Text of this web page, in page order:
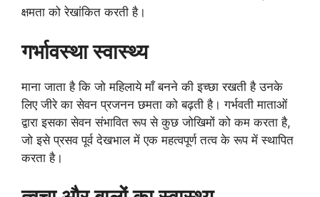
क्षमता को रेखांकित करती है।
गर्भावस्था स्वास्थ्य
माना जाता है कि जो महिलाये माँ बनने की इच्छा रखती है उनके
लिए जीरे का सेवन प्रजनन छमता को बढ़ती है। गर्भवती माताओं
द्वारा इसका सेवन संभावित रूप से कुछ जोखिमों को कम करता है,
जो इसे प्रसव पूर्व देखभाल में एक महत्वपूर्ण तत्व के रूप में स्थापित
करता है।